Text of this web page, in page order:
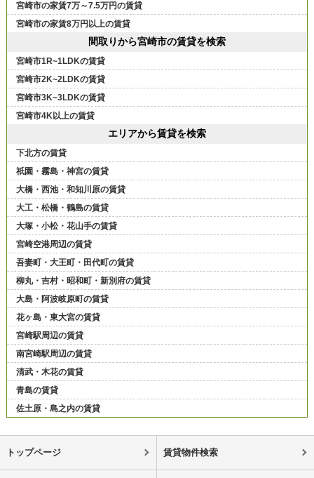
宮崎市の家賃7万～7.5万円の賃貸
宮崎市の家賃8万円以上の賃貸
間取りから宮崎市の賃貸を検索
宮崎市1R~1LDKの賃貸
宮崎市2K~2LDKの賃貸
宮崎市3K~3LDKの賃貸
宮崎市4K以上の賃貸
エリアから賃貸を検索
下北方の賃貸
祇園・霧島・神宮の賃貸
大橋・西池・和知川原の賃貸
大工・松橋・鶴島の賃貸
大塚・小松・花山手の賃貸
宮崎空港周辺の賃貸
吾妻町・大王町・田代町の賃貸
柳丸・吉村・昭和町・新別府の賃貸
大島・阿波岐原町の賃貸
花ヶ島・東大宮の賃貸
宮崎駅周辺の賃貸
南宮崎駅周辺の賃貸
清武・木花の賃貸
青島の賃貸
佐土原・島之内の賃貸
トップページ 賃貸物件検索